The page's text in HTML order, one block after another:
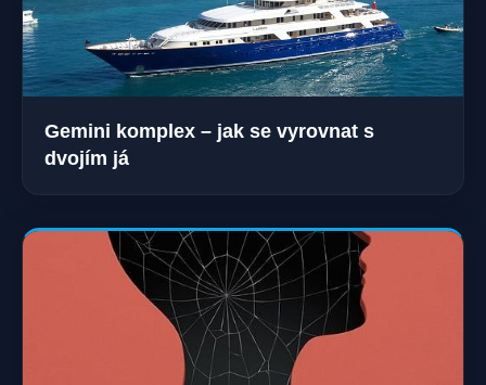
Gemini komplex – jak se vyrovnat s
dvojím já